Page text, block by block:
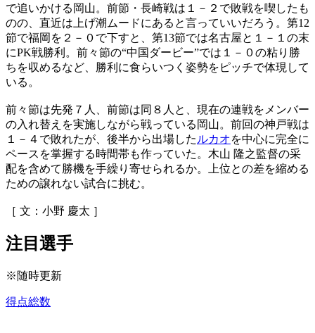
で追いかける岡山。前節・長崎戦は１－２で敗戦を喫したも
のの、直近は上げ潮ムードにあると言っていいだろう。第12
節で福岡を２－０で下すと、第13節では名古屋と１－１の末
にPK戦勝利。前々節の“中国ダービー”では１－０の粘り勝
ちを収めるなど、勝利に食らいつく姿勢をピッチで体現して
いる。
前々節は先発７人、前節は同８人と、現在の連戦をメンバー
の入れ替えを実施しながら戦っている岡山。前回の神戸戦は
１－４で敗れたが、後半から出場した ルカオを中心に完全に
ペースを掌握する時間帯も作っていた。木山 隆之監督の采
配を含めて勝機を手繰り寄せられるか。上位との差を縮める
ための譲れない試合に挑む。
［ 文：小野 慶太 ］
注目選手
※随時更新
得点総数